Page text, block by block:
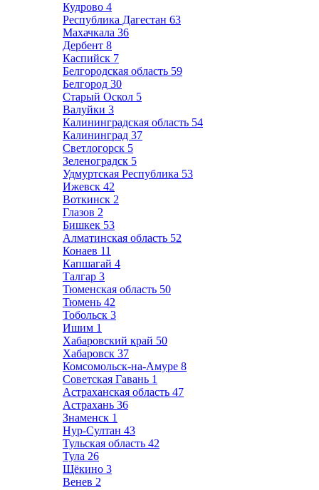
Кудрово 4
Республика Дагестан 63
Махачкала 36
Дербент 8
Каспийск 7
Белгородская область 59
Белгород 30
Старый Оскол 5
Валуйки 3
Калининградская область 54
Калининград 37
Светлогорск 5
Зеленоградск 5
Удмуртская Республика 53
Ижевск 42
Воткинск 2
Глазов 2
Бишкек 53
Алматинская область 52
Конаев 11
Капшагай 4
Талгар 3
Тюменская область 50
Тюмень 42
Тобольск 3
Ишим 1
Хабаровский край 50
Хабаровск 37
Комсомольск-на-Амуре 8
Советская Гавань 1
Астраханская область 47
Астрахань 36
Знаменск 1
Нур-Султан 43
Тульская область 42
Тула 26
Щёкино 3
Венев 2